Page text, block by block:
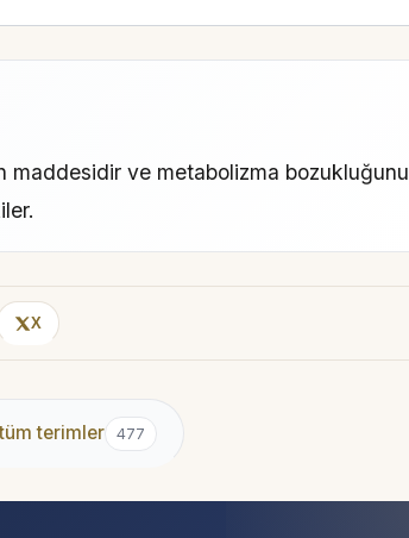
maddesidir ve metabolizma bozukluğunu
X
terimler 477